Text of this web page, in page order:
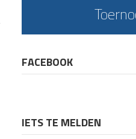
FACEBOOK
IETS TE MELDEN